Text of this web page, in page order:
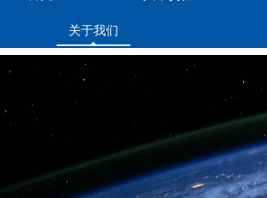
关于我们